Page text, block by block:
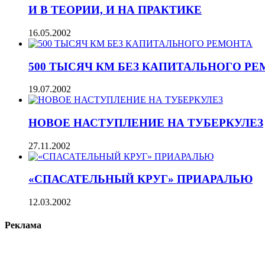
И В ТЕОРИИ, И НА ПРАКТИКЕ
16.05.2002
500 ТЫСЯЧ КМ БЕЗ КАПИТАЛЬНОГО
19.07.2002
НОВОЕ НАСТУПЛЕНИЕ НА ТУБЕРКУЛЕЗ
27.11.2002
«СПАСАТЕЛЬНЫЙ КРУГ» ПРИАРАЛЬЮ
12.03.2002
Реклама